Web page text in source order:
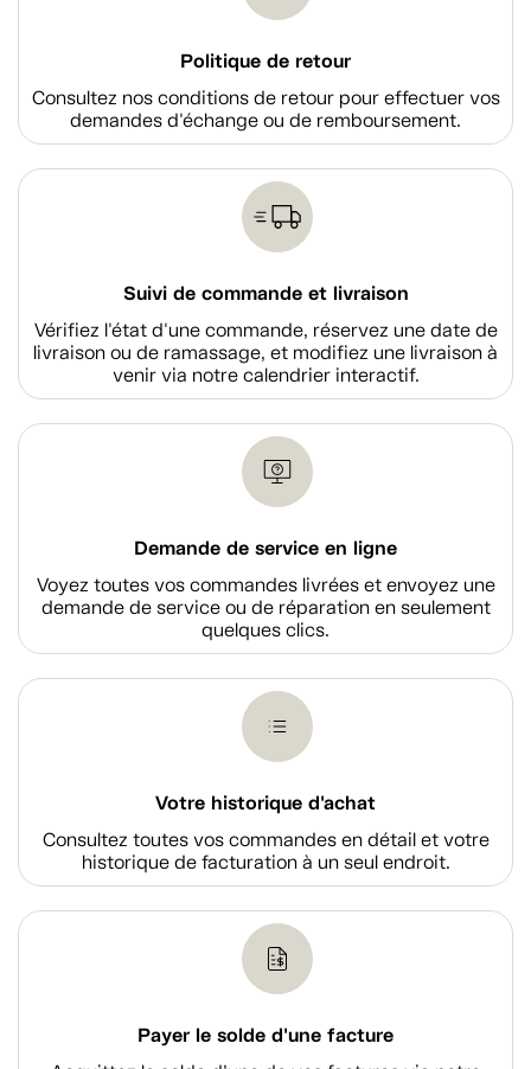
Politique de retour
Consultez nos conditions de retour pour effectuer vos
demandes d'échange ou de remboursement.
Suivi de commande et livraison
Vérifiez l'état d'une commande, réservez une date de
livraison ou de ramassage, et modifiez une livraison à
venir via notre calendrier interactif.
Demande de service en ligne
Voyez toutes vos commandes livrées et envoyez une
demande de service ou de réparation en seulement
quelques clics.
Votre historique d'achat
Consultez toutes vos commandes en détail et votre
historique de facturation à un seul endroit.
Payer le solde d'une facture